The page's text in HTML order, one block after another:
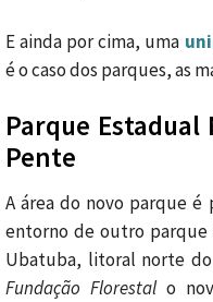
E ainda por cima, uma
é o caso dos parques, as
Parque
Pente
A área do novo parque é
entorno de outro parque
Ubatuba, litoral norte do
Fundação Florestalo